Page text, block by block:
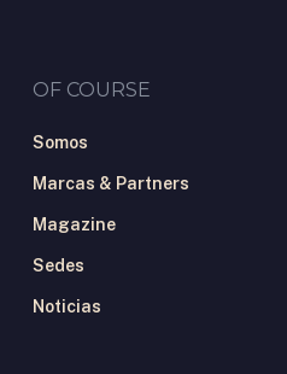
OF COURSE
Somos
Marcas & Partners
Magazine
Sedes
Noticias